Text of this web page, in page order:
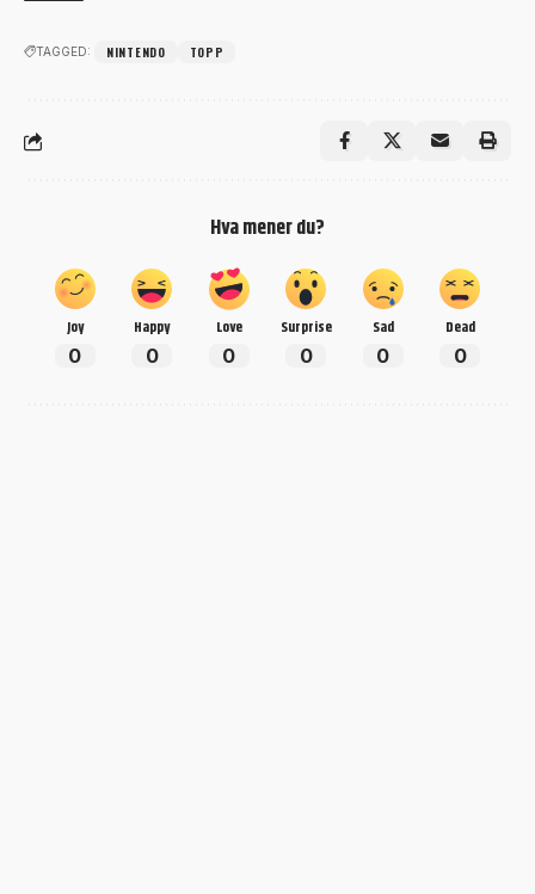
TAGGED: NINTENDO TOPP
Hva mener du?
Joy
0
Happy
0
Love
0
Surprise
0
Sad
0
Dead
0